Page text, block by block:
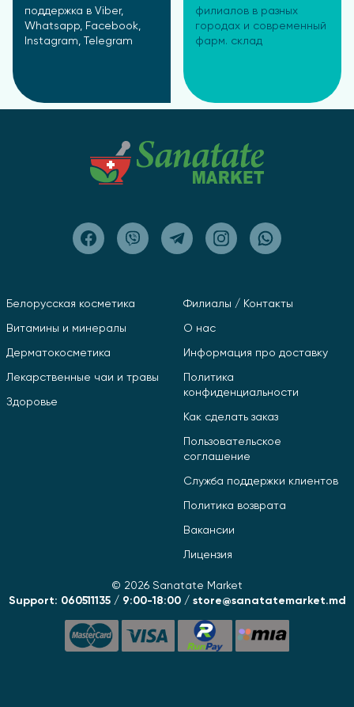
поддержка в Viber,
Whatsapp, Facebook,
Instagram, Telegram
филиалов в разных
городах и современный
фарм. склад
Белорусская косметика
Витамины и минералы
Дерматокосметика
Лекарственные чаи и травы
Здоровье
Филиалы / Контакты
О нас
Информация про доставку
Политика
конфиденциальности
Как сделать заказ
Пользовательское
соглашение
Служба поддержки клиентов
Политика возврата
Вакансии
Лицензия
© 2026 Sanatate Market
Support: 060511135 / 9:00-18:00 / store@sanatatemarket.md